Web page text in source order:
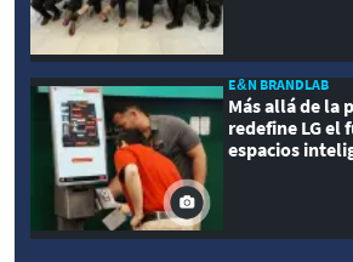
E&N BRANDLAB
Más allá de la
redefine LG el
espacios